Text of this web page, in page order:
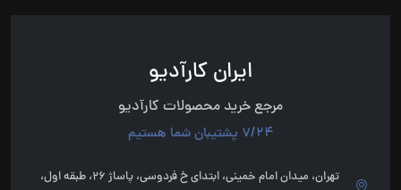
ایران کارآدیو
مرجع خرید محصولات کارآدیو
7/24 پشتیبان شما هستیم
تهران، میدان امام خمینی، ابتدای خ فردوسی، پاساژ 26، طبقه اول،